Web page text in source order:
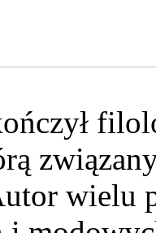
wielu